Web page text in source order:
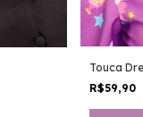
Touca
R$59,90